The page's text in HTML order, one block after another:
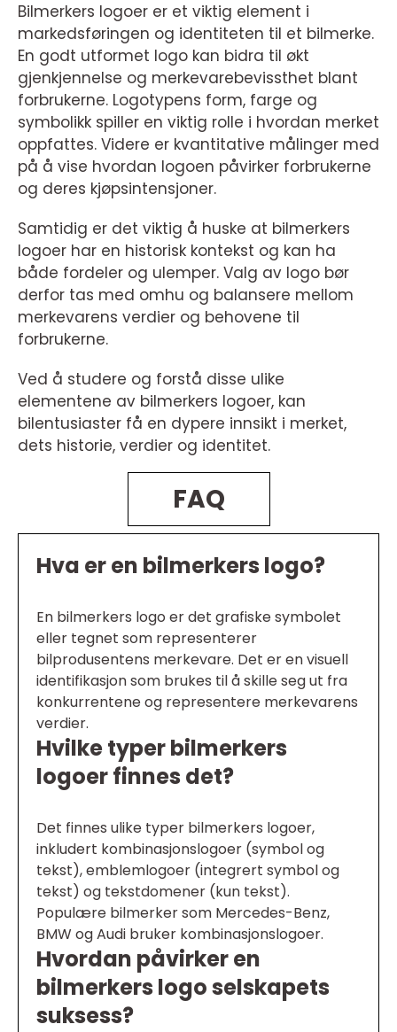
Bilmerkers logoer er et viktig element i
markedsføringen og identiteten til et bilmerke.
En godt utformet logo kan bidra til økt
gjenkjennelse og merkevarebevissthet blant
forbrukerne. Logotypens form, farge og
symbolikk spiller en viktig rolle i hvordan merket
oppfattes. Videre er kvantitative målinger med
på å vise hvordan logoen påvirker forbrukerne
og deres kjøpsintensjoner.
Samtidig er det viktig å huske at bilmerkers
logoer har en historisk kontekst og kan ha
både fordeler og ulemper. Valg av logo bør
derfor tas med omhu og balansere mellom
merkevarens verdier og behovene til
forbrukerne.
Ved å studere og forstå disse ulike
elementene av bilmerkers logoer, kan
bilentusiaster få en dypere innsikt i merket,
dets historie, verdier og identitet.
FAQ
Hva er en bilmerkers logo?
En bilmerkers logo er det grafiske symbolet
eller tegnet som representerer
bilprodusentens merkevare. Det er en visuell
identifikasjon som brukes til å skille seg ut fra
konkurrentene og representere merkevarens
verdier.
Hvilke typer bilmerkers
logoer finnes det?
Det finnes ulike typer bilmerkers logoer,
inkludert kombinasjonslogoer (symbol og
tekst), emblemlogoer (integrert symbol og
tekst) og tekstdomener (kun tekst).
Populære bilmerker som Mercedes-Benz,
BMW og Audi bruker kombinasjonslogoer.
Hvordan påvirker en
bilmerkers logo selskapets
suksess?